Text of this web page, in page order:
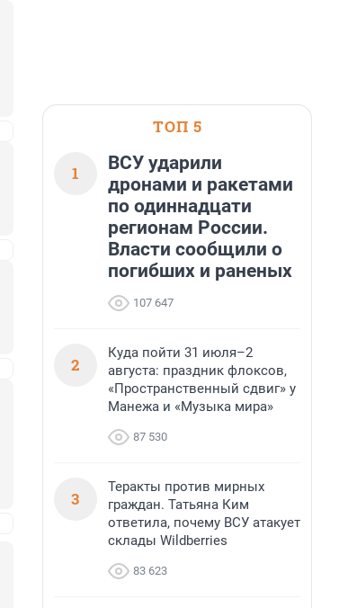
ТОП 5
1
ВСУ ударили
дронами и ракетами
по одиннадцати
регионам России.
Власти сообщили о
погибших и раненых
107 647
2
Куда пойти 31 июля–2
августа: праздник флоксов,
«Пространственный сдвиг» у
Манежа и «Музыка мира»
87 530
3
Теракты против мирных
граждан. Татьяна Ким
ответила, почему ВСУ атакует
склады Wildberries
83 623